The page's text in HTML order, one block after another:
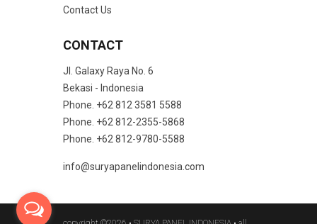
Contact Us
CONTACT
Jl. Galaxy Raya No. 6
Bekasi - Indonesia
Phone. +62 812 3581 5588
Phone. +62 812-2355-5868
Phone. +62 812-9780-5588
info@suryapanelindonesia.com